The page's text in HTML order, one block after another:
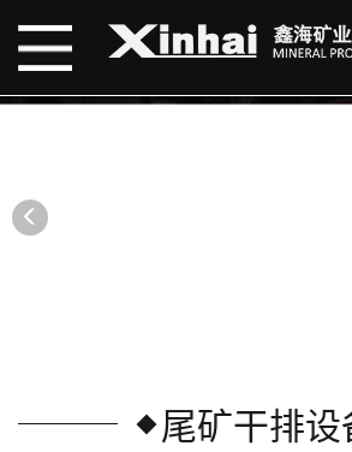
尾矿干排设